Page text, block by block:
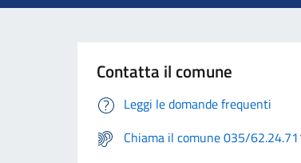
Contatta il comune
Leggi le domande frequenti
Chiama il comune 035/